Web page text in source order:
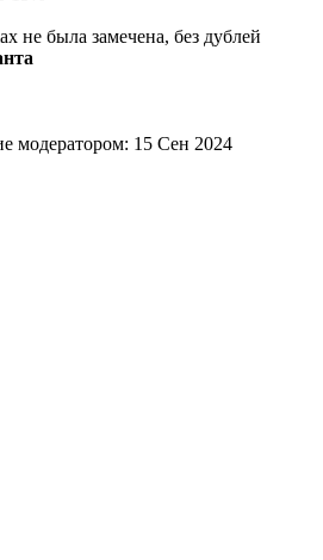
не была замечена, без дублей
модератором: 15 Сен 2024